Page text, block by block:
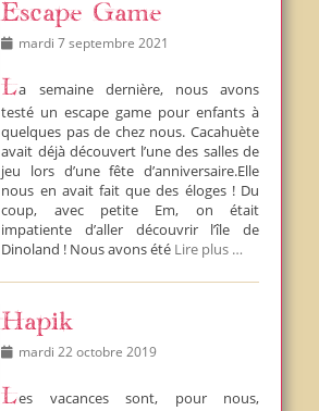
Escape Game
Postedmardi 7 septembre 2021
La semaine dernière, nous avons
testé un escape game pour enfants à
quelques pas de chez nous. Cacahuète
avait déjà découvert l’une des salles de
jeu lors d’une fête d’anniversaire.Elle
nous en avait fait que des éloges ! Du
coup, avec petite Em, on était
impatiente d’aller découvrir l’île de
Dinoland ! Nous avons été Lire plus …
Hapik
Postedmardi 22 octobre 2019
Les vacances sont, pour nous,